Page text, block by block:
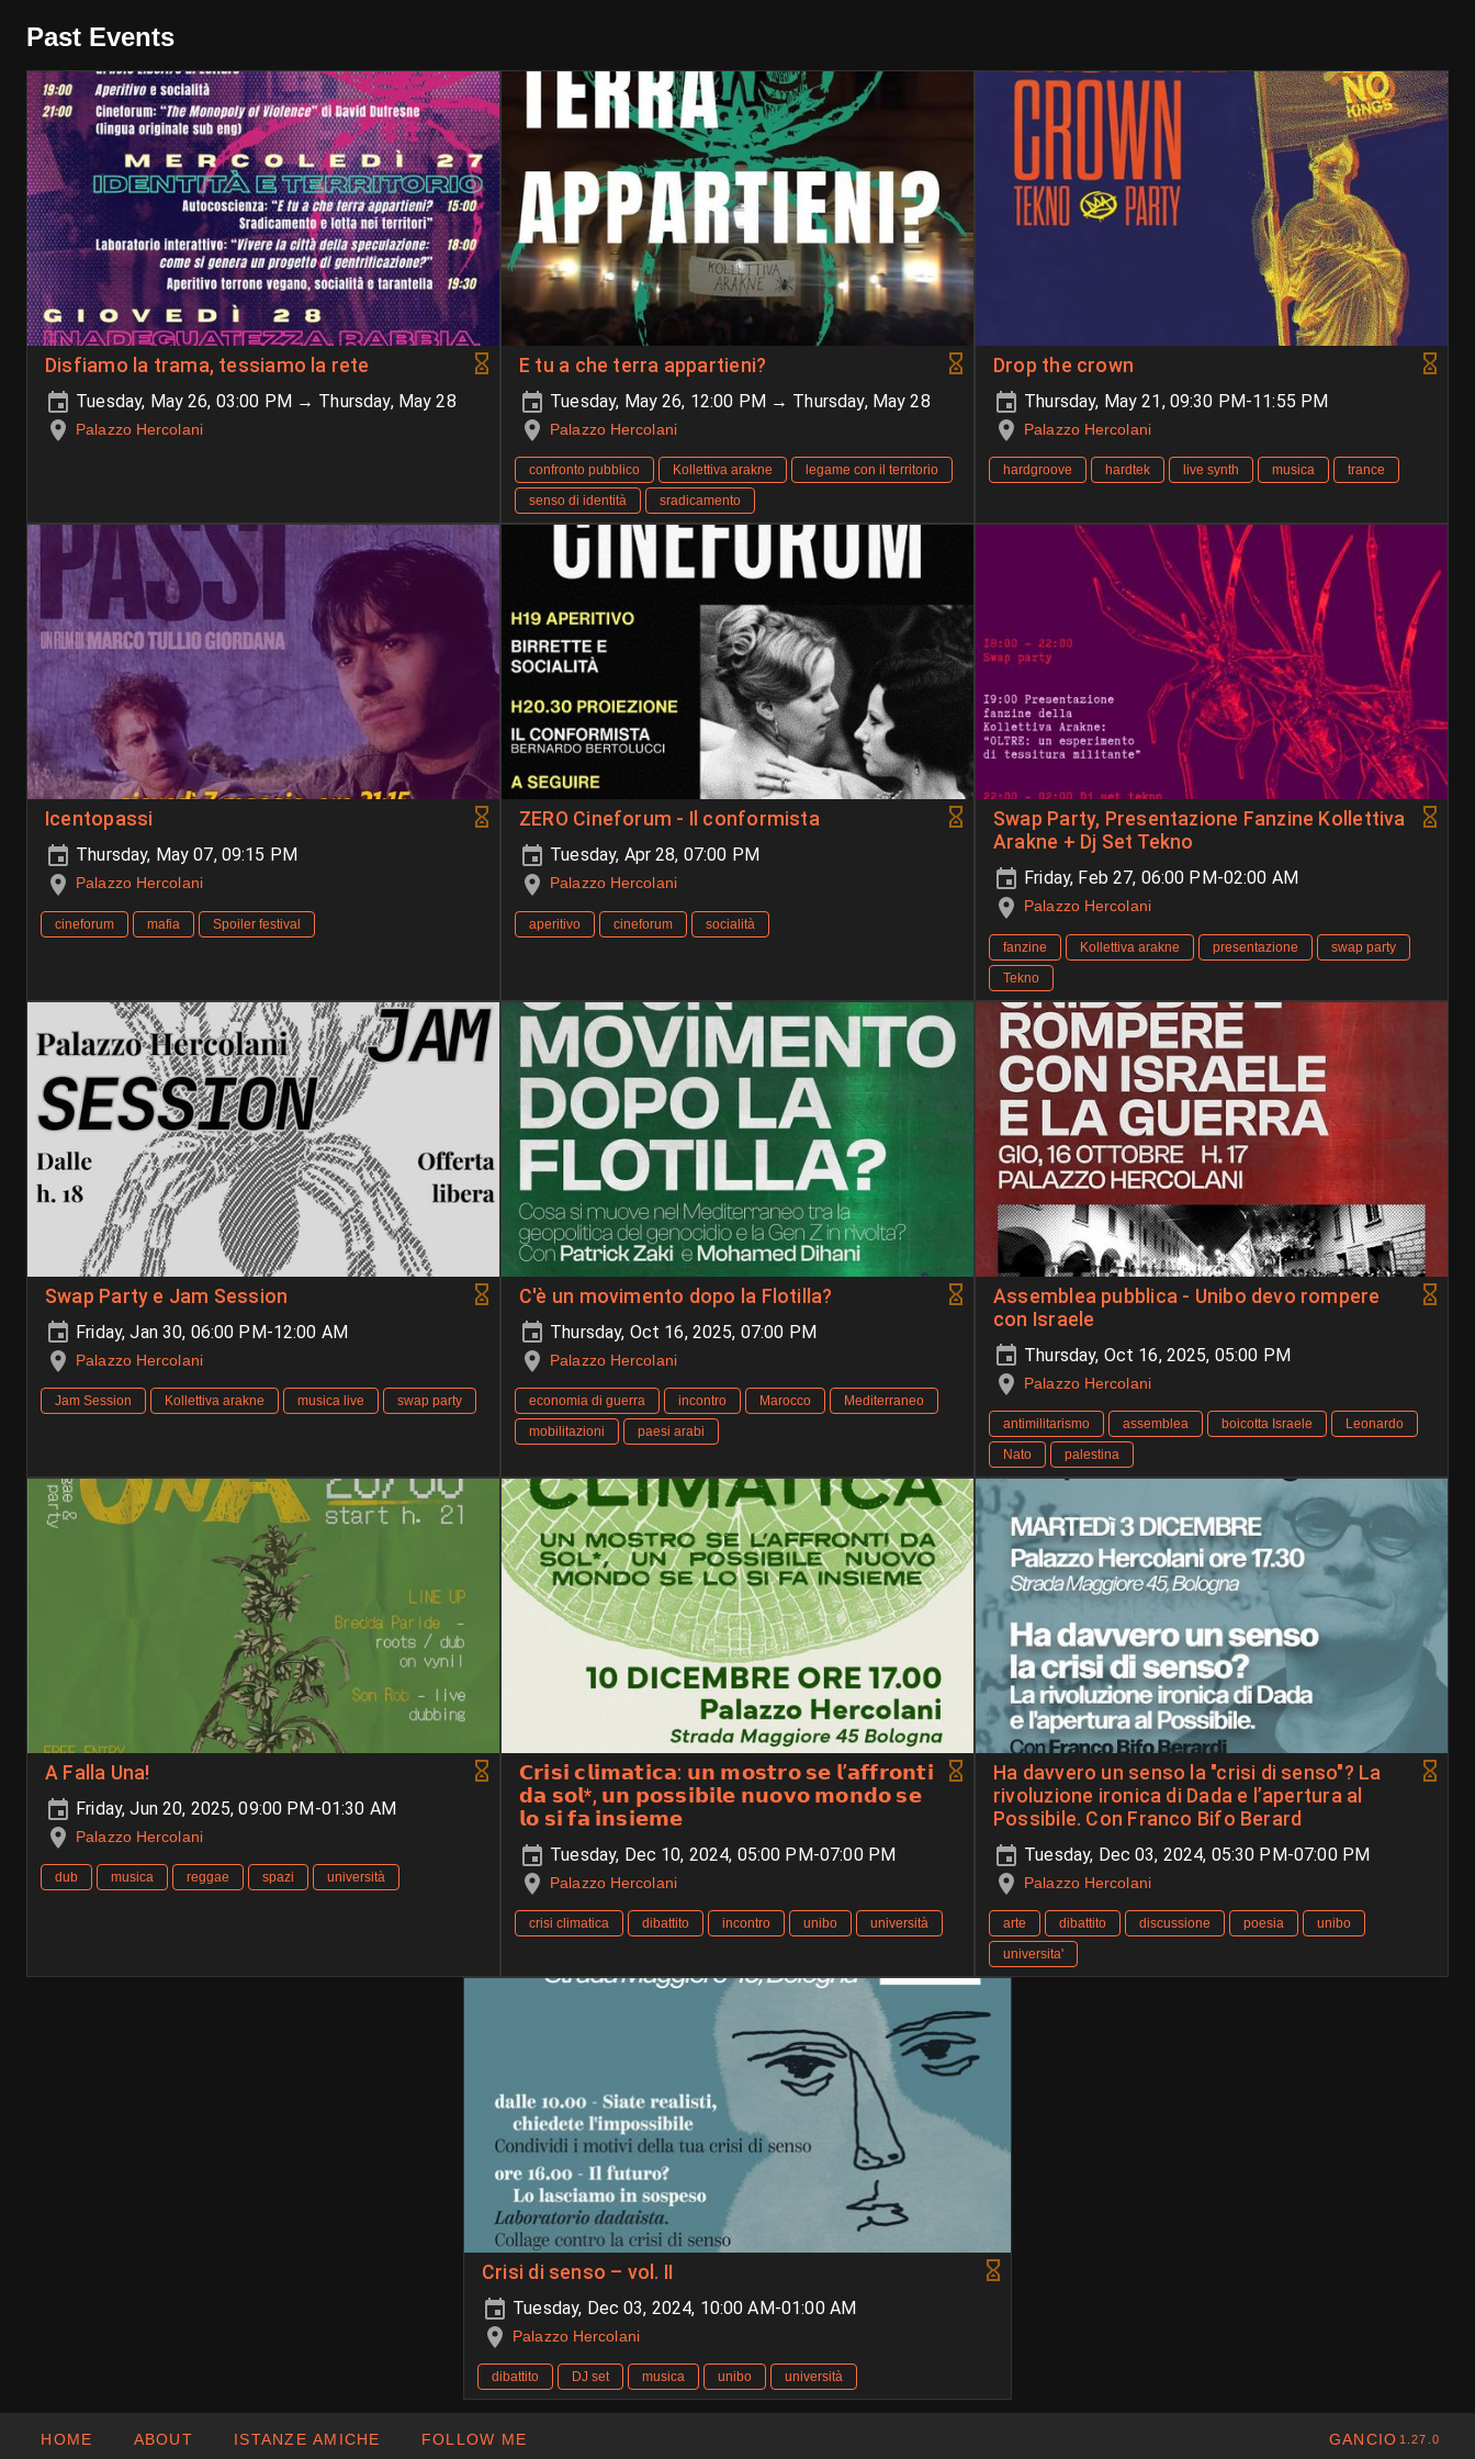
Past Events
Disfiamo la trama, tessiamo la rete
Tuesday, May 26, 03:00 PM → Thursday, May 28
Palazzo Hercolani
E tu a che terra appartieni?
Tuesday, May 26, 12:00 PM → Thursday, May 28
Palazzo Hercolani
confronto pubblico Kollettiva arakne
legame con il territorio
senso di identità
sradicamento
Drop the crown
Thursday, May 21, 09:30 PM-11:55 PM
Palazzo Hercolani
hardgroove hardtek live synth musica trance
Icentopassi
Thursday, May 07, 09:15 PM
Palazzo Hercolani
cineforum mafia Spoiler festival
ZERO Cineforum - Il conformista
Tuesday, Apr 28, 07:00 PM
Palazzo Hercolani
aperitivo cineforum socialità
Swap Party, Presentazione Fanzine Kollettiva
Arakne + Dj Set Tekno
Friday, Feb 27, 06:00 PM-02:00 AM
Palazzo Hercolani
fanzine Kollettiva arakne presentazione
swap party
Tekno
Swap Party e Jam Session
Friday, Jan 30, 06:00 PM-12:00 AM
Palazzo Hercolani
Jam Session Kollettiva arakne musica live swap party
C'è un movimento dopo la Flotilla?
Thursday, Oct 16, 2025, 07:00 PM
Palazzo Hercolani
economia di guerra incontro Marocco
Mediterraneo
mobilitazioni
paesi arabi
Assemblea pubblica - Unibo devo rompere
con Israele
Thursday, Oct 16, 2025, 05:00 PM
Palazzo Hercolani
antimilitarismo assemblea boicotta Israele
Leonardo
Nato
palestina
A Falla Una!
Friday, Jun 20, 2025, 09:00 PM-01:30 AM
Palazzo Hercolani
dub musica reggae spazi università
𝗖𝗿𝗶𝘀𝗶 𝗰𝗹𝗶𝗺𝗮𝘁𝗶𝗰𝗮: 𝘂𝗻 𝗺𝗼𝘀𝘁𝗿𝗼 𝘀𝗲 𝗹’𝗮𝗳𝗳𝗿𝗼𝗻𝘁𝗶
𝗱𝗮 𝘀𝗼𝗹*, 𝘂𝗻 𝗽𝗼𝘀𝘀𝗶𝗯𝗶𝗹𝗲 𝗻𝘂𝗼𝘃𝗼 𝗺𝗼𝗻𝗱𝗼 𝘀𝗲
𝗹𝗼 𝘀𝗶 𝗳𝗮 𝗶𝗻𝘀𝗶𝗲𝗺𝗲
Tuesday, Dec 10, 2024, 05:00 PM-07:00 PM
Palazzo Hercolani
crisi climatica dibattito incontro unibo università
Ha davvero un senso la "crisi di senso"? La
rivoluzione ironica di Dada e l’apertura al
Possibile. Con Franco Bifo Berard
Tuesday, Dec 03, 2024, 05:30 PM-07:00 PM
Palazzo Hercolani
arte dibattito discussione poesia
unibo
universita'
Crisi di senso – vol. II
Tuesday, Dec 03, 2024, 10:00 AM-01:00 AM
Palazzo Hercolani
dibattito DJ set musica unibo università
HOME ABOUT ISTANZE AMICHE FOLLOW ME GANCIO 1.27.0